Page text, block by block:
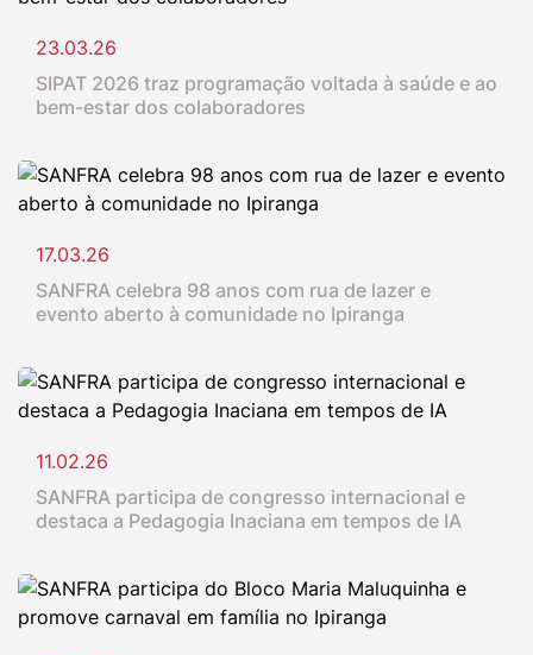
23.03.26
SIPAT 2026 traz programação voltada à saúde e ao
bem-estar dos colaboradores
17.03.26
SANFRA celebra 98 anos com rua de lazer e
evento aberto à comunidade no Ipiranga
11.02.26
SANFRA participa de congresso internacional e
destaca a Pedagogia Inaciana em tempos de IA